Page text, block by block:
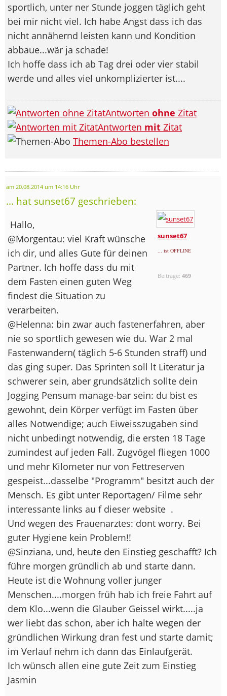
sportlich, unter ner Stunde joggen täglich geht
bei mir nicht viel. Ich habe Angst dass ich das
nicht annähernd leisten kann und Kondition
abbaue...wär ja schade!
Ich hoffe dass ich ab Tag drei oder vier stabil
werde und alles viel unkomplizierter ist....
Antworten ohne Zitat
Antworten mit Zitat
Themen-Abo bestellen
am 20.08.2014 um 14:16 Uhr
... hat sunset67 geschrieben:
sunset67
... ist OFFLINE
Beiträge:469
Hallo,
@Morgentau: viel Kraft wünsche
ich dir, und alles Gute für deinen
Partner. Ich hoffe dass du mit
dem Fasten einen guten Weg
findest die Situation zu
verarbeiten.
@Helenna: bin zwar auch fastenerfahren, aber
nie so sportlich gewesen wie du. War 2 mal
Fastenwandern( täglich 5-6 Stunden straff) und
das ging super. Das Sprinten soll lt Literatur ja
schwerer sein, aber grundsätzlich sollte dein
Jogging Pensum manage-bar sein: du bist es
gewohnt, dein Körper verfügt im Fasten über
alles Notwendige; auch Eiweisszugaben sind
nicht unbedingt notwendig, die ersten 18 Tage
zumindest auf jeden Fall. Zugvögel fliegen 1000
und mehr Kilometer nur von Fettreserven
gespeist...dasselbe "Programm" besitzt auch der
Mensch. Es gibt unter Reportagen/ Filme sehr
interessante links au f dieser website .
Und wegen des Frauenarztes: dont worry. Bei
guter Hygiene kein Problem!!
@Sinziana, und, heute den Einstieg geschafft? Ich
führe morgen gründlich ab und starte dann.
Heute ist die Wohnung voller junger
Menschen....morgen früh hab ich freie Fahrt auf
dem Klo...wenn die Glauber Geissel wirkt.....ja
wer liebt das schon, aber ich halte wegen der
gründlichen Wirkung dran fest und starte damit;
im Verlauf nehm ich dann das Einlaufgerät.
Ich wünsch allen eine gute Zeit zum Einstieg
Jasmin